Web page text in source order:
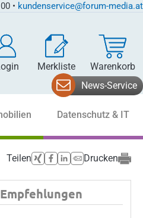
• kundenservice@forum-media.at
Merkliste Warenkorb
News-Service
Datenschutz & IT
Teilen Drucken